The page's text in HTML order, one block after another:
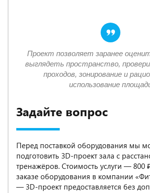
Задайте вопрос
Перед поставкой оборудования мы
подготовить 3D-проект зала с
тренажёров. Стоимость услуги — 800
заказе оборудования в компании
— 3D-проект предоставляется без
Проект позволяет заранее
выглядеть пространство,
проходов, зонирование и
использование